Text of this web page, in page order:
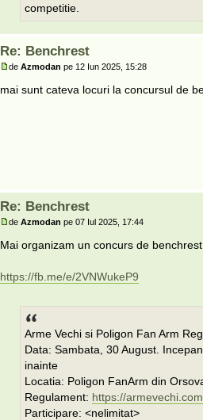
competitie.
Re: Benchrest
de Azmodan pe 12 Iun 2025, 15:28
mai sunt cateva locuri la concursul de
Re: Benchrest
de Azmodan pe 07 Iul 2025, 17:44
Mai organizam un concurs de
https://fb.me/e/2VNWukeP9
Arme Vechi si Poligon Fan Arm
Data: Sambata, 30 August.
inainte
Locatia: Poligon FanArm din
Regulament: https://
Participare: <nelimitat>